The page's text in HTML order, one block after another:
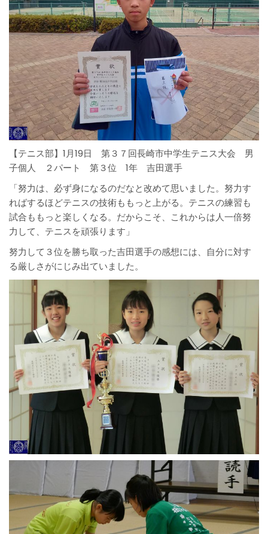
【テニス部】1月19日 第３７回長崎市中学生テニス大会 男
子個人 ２パート 第３位 1年 吉田選手
「努力は、必ず身になるのだなと改めて思いました。努力す
ればするほどテニスの技術ももっと上がる。テニスの練習も
試合ももっと楽しくなる。だからこそ、これからは人一倍努
力して、テニスを頑張ります」
努力して３位を勝ち取った吉田選手の感想には、自分に対す
る厳しさがにじみ出ていました。